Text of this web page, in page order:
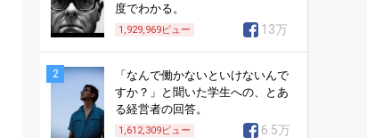
度でわかる。
1,929,969ビュー 13万
2
「なんで働かないといけないんで
すか？」と聞いた学生への、とあ
る経営者の回答。
1,612,309ビュー 6.5万